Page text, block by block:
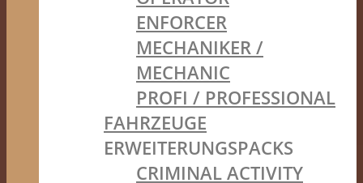
ENFORCER
MECHANIKER /
MECHANIC
PROFI / PROFESSIONAL
FAHRZEUGE
ERWEITERUNGSPACKS
CRIMINAL ACTIVITY